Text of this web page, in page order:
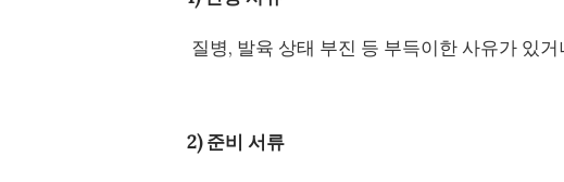
질병, 발육 상태 부진 등 부득이한 사유가 있
2) 준비 서류